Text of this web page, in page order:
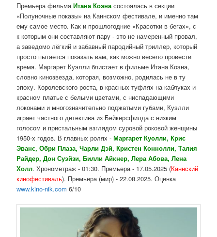
Премьера фильмаИтана Коэнасостоялась в секции
«Полуночные показы» на Каннском фестивале, и именно там
ему самое место. Как и прошлогодние «Красотки в бегах», с
к которым они составляют пару - это не намеренный провал,
а заведомо лёгкий и забавный пародийный триллер, который
просто пытается показать вам, как можно весело провести
время. Маргарет Куэлли блистает в фильме Итана Коэна,
словно кинозвезда, которая, возможно, родилась не в ту
эпоху. Королевского роста, в красных туфлях на каблуках и
красном платье с белыми цветами, с ниспадающими
локонами и многозначительно поджатыми губами, Куэлли
играет частного детектива из Бейкерсфилда с низким
голосом и пристальным взглядом суровой роковой женщины
1950-х годов. В главных ролях -Маргарет Куолли, Крис
Эванс, Обри Плаза, Чарли Дэй, Кристен Коннолли, Талия
Райдер, Дон Суэйзи, Билли Айкнер, Лера Абова, Лена
Холл. Хронометраж - 01:30. Премьера - 17.05.2025 (Каннский
кинофестиваль). Премьера (мир) - 22.08.2025. Оценка
www.kino-nik.com 6/10